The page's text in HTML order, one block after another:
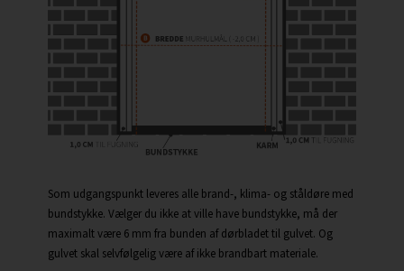
Som udgangspunkt leveres alle brand-, klima- og ståldøre med
bundstykke. Vælger du ikke at ville have bundstykke, må der
maximalt være 6 mm fra bunden af dørbladet til gulvet. Og
gulvet skal selvfølgelig være af ikke brandbart materiale.